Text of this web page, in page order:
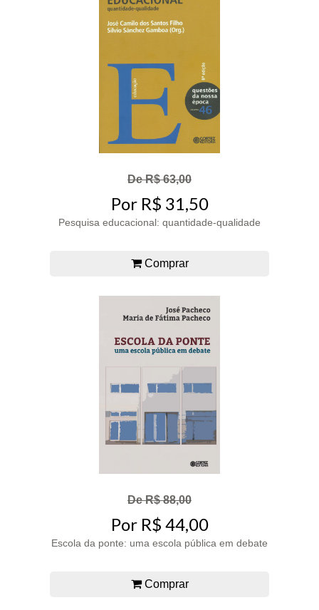
De R$ 63,00
Por R$ 31,50
Pesquisa educacional: quantidade-qualidade
Comprar
De R$ 88,00
Por R$ 44,00
Escola da ponte: uma escola pública em debate
Comprar